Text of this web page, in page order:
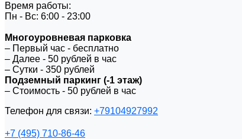
Время работы:
Пн - Вс: 6:00 - 23:00
Многоуровневая парковка
– Первый час - бесплатно
– Далее - 50 рублей в час
– Сутки - 350 рублей
Подземный паркинг (-1 этаж)
– Стоимость - 50 рублей в час
Телефон для связи: +79104927992
+7 (495) 710-86-46